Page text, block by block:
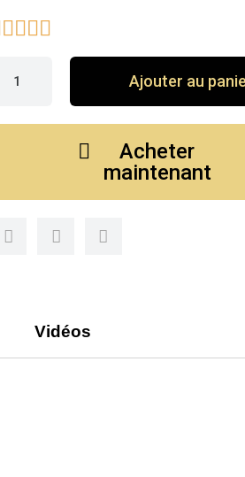
   
Ajouter au
Acheter
maintenant
Vidéos